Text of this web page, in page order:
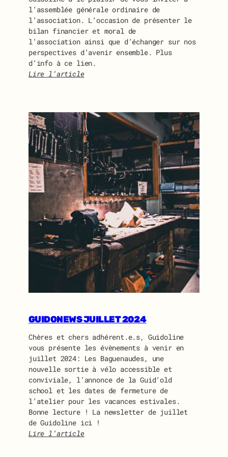
l’assemblée générale ordinaire de
l’association. L’occasion de présenter le
bilan financier et moral de
l’association ainsi que d’échanger sur nos
perspectives d’avenir ensemble. Plus
d’info à ce lien.
Lire l’article
V
I
T
A
T
I
O
N
À
L
’
S
S
E
M
B
E
É
N
É
R
A
L
D
E
G
GUIDONEWS JUILLET 2024
Chères et chers adhérent.e.s, Guidoline
vous présente les évènements à venir en
juillet 2024: Les Baguenaudes, une
nouvelle sortie à vélo accessible et
conviviale, l’annonce de la Guid’old
school et les dates de fermeture de
l’atelier pour les vacances estivales.
Bonne lecture ! La newsletter de juillet
de Guidoline ici !
Lire l’article